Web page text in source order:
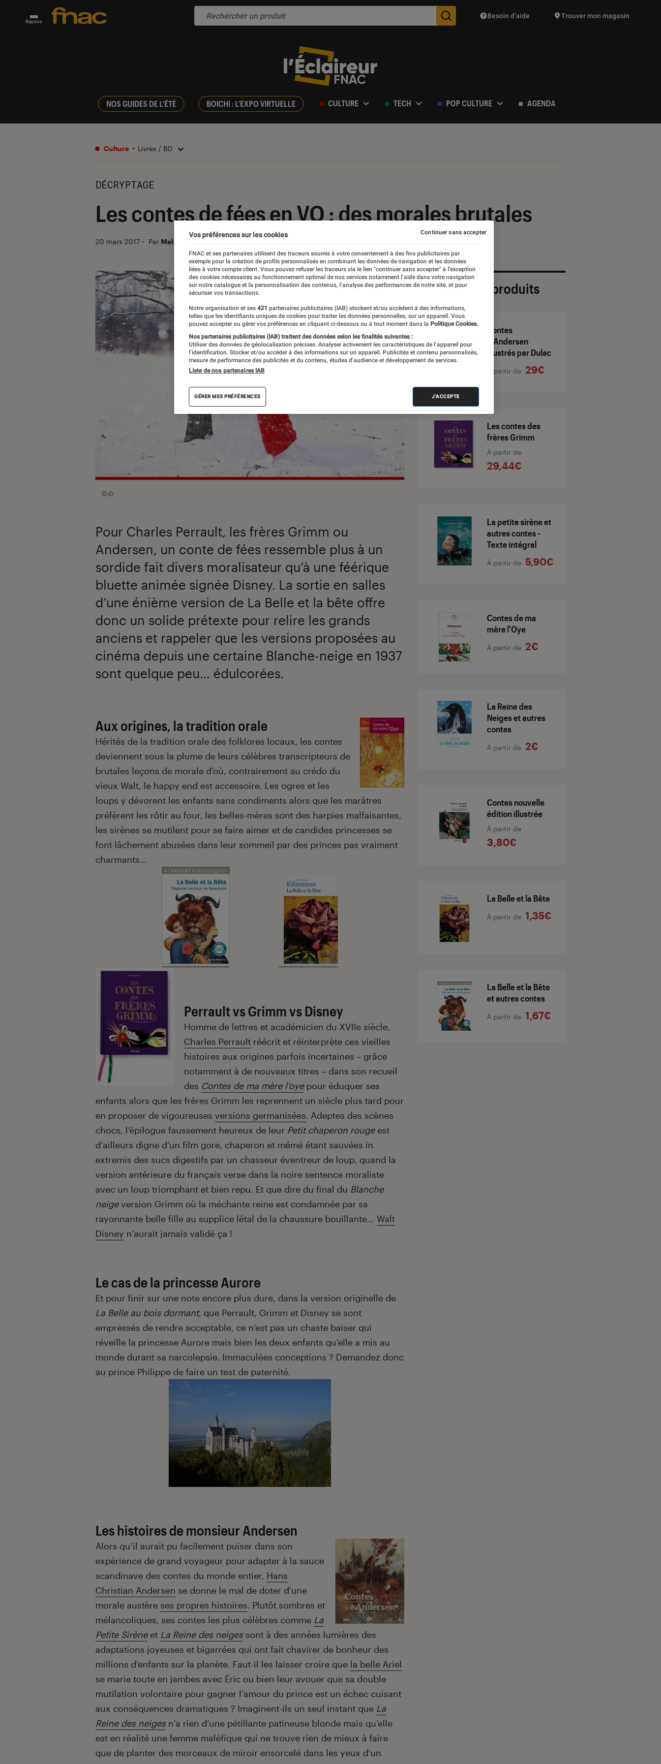
Rayons Des suggestions de produits vont vous être proposées
Besoin d’aide Trouver mon magasin
NOS GUIDES DE L'ÉTÉ BOICHI : L'EXPO VIRTUELLE CULTURE TECH POP CULTURE AGENDA
Culture Livres / BD
DÉCRYPTAGE
Les contes de fées en VO : des morales brutales
20 mars 2017 ・ Par Melanie C.
©dr
Pour Charles Perrault, les frères Grimm ou
Andersen, un conte de fées ressemble plus à un
sordide fait divers moralisateur qu’à une féérique
bluette animée signée Disney. La sortie en salles
d’une énième version de La Belle et la bête offre
donc un solide prétexte pour relire les grands
anciens et rappeler que les versions proposées au
cinéma depuis une certaine Blanche-neige en 1937
sont quelque peu… édulcorées.
Introduction
Aux origines, la tradition orale
Hérités de la tradition orale des folklores locaux, les contes
deviennent sous la plume de leurs célèbres transcripteurs de
brutales leçons de morale d’où, contrairement au crédo du
vieux Walt, le happy end est accessoire. Les ogres et les
loups y dévorent les enfants sans condiments alors que les marâtres
préfèrent les rôtir au four, les belles-mères sont des harpies malfaisantes,
les sirènes se mutilent pour se faire aimer et de candides princesses se
font lâchement abusées dans leur sommeil par des princes pas vraiment
charmants…
Perrault vs Grimm vs Disney
Homme de lettres et académicien du XVIIe siècle,
Charles Perrault réécrit et réinterprète ces vieilles
histoires aux origines parfois incertaines – grâce
notamment à de nouveaux titres – dans son recueil
des Contes de ma mère l’oyepour éduquer ses
enfants alors que les frères Grimm les reprennent un siècle plus tard pour
en proposer de vigoureuses versions germanisées. Adeptes des scènes
chocs, l’épilogue faussement heureux de leur Petit chaperon rougeest
d’ailleurs digne d’un film gore, chaperon et mémé étant sauvées in
extremis des sucs digestifs par un chasseur éventreur de loup, quand la
version antérieure du français verse dans la noire sentence moraliste
avec un loup triomphant et bien repu. Et que dire du final du Blanche
neigeversion Grimm où la méchante reine est condamnée par sa
rayonnante belle fille au supplice létal de la chaussure bouillante… Walt
Disney n’aurait jamais validé ça !
Le cas de la princesse Aurore
Et pour finir sur une note encore plus dure, dans la version originelle de
La Belle au bois dormant, que Perrault, Grimm et Disney se sont
empressés de rendre acceptable, ce n’est pas un chaste baiser qui
réveille la princesse Aurore mais bien les deux enfants qu’elle a mis au
monde durant sa narcolepsie. Immaculées conceptions ? Demandez donc
au prince Philippe de faire un test de paternité.
Les histoires de monsieur Andersen
Alors qu’il aurait pu facilement puiser dans son
expérience de grand voyageur pour adapter à la sauce
scandinave des contes du monde entier, Hans
Christian Andersen se donne le mal de doter d’une
morale austère ses propres histoires. Plutôt sombres et
mélancoliques, ses contes les plus célèbres comme La
Petite Sirèneet La Reine des neigessont à des années lumières des
adaptations joyeuses et bigarrées qui ont fait chavirer de bonheur des
millions d’enfants sur la planète. Faut-il les laisser croire que la belle Ariel
se marie toute en jambes avec Éric ou bien leur avouer que sa double
mutilation volontaire pour gagner l’amour du prince est un échec cuisant
aux conséquences dramatiques ? Imaginent-ils un seul instant que La
Reine des neigesn’a rien d’une pétillante patineuse blonde mais qu’elle
est en réalité une femme maléfique qui ne trouve rien de mieux à faire
que de planter des morceaux de miroir ensorcelé dans les yeux d’un
Sélection de produits
Contes
d'Andersen
illustrés par Dulac
À partir de 29€
Les contes des
frères Grimm
À partir de
29,44€
La petite sirène et
autres contes -
Texte intégral
À partir de 5,90€
Contes de ma
mère l'Oye
À partir de 2€
La Reine des
Neiges et autres
contes
À partir de 2€
Contes nouvelle
édition illustrée
À partir de
3,80€
La Belle et la Bête
À partir de 1,35€
La Belle et la Bête
et autres contes
À partir de 1,67€
Vos préférences sur les cookies
FNAC et ses partenaires utilisent des traceurs soumis à votre consentement à des fins publicitaires par
exemple pour la création de profils personnalisés en combinant les données de navigation et les données
liées à votre compte client. Vous pouvez refuser les traceurs via le lien "continuer sans accepter" à l’exception
des cookies nécessaires au fonctionnement optimal de nos services notamment l’aide dans votre navigation
sur notre catalogue et la personnalisation des contenus, l’analyse des performances de notre site, et pour
sécuriser vos transactions.
Notre organisation et ses 421 partenaires publicitaires (IAB) stockent et/ou accèdent à des informations,
telles que les identifiants uniques de cookies pour traiter les données personnelles, sur un appareil. Vous
pouvez accepter ou gérer vos préférences en cliquant ci-dessous ou à tout moment dans la Politique Cookies.
Nos partenaires publicitaires (IAB) traitent des données selon les finalités suivantes :
Utiliser des données de géolocalisation précises. Analyser activement les caractéristiques de l’appareil pour
l’identification. Stocker et/ou accéder à des informations sur un appareil. Publicités et contenu personnalisés,
mesure de performance des publicités et du contenu, études d’audience et développement de services.
Liste de nos partenaires IAB
GÉRER MES PRÉFÉRENCES J'ACCEPTE
Continuer sans accepter